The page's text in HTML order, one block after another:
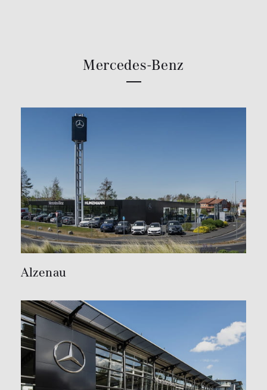
Mercedes-Benz
Alzenau